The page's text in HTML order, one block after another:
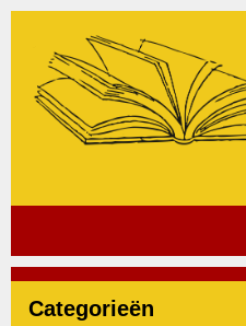
Categorieën